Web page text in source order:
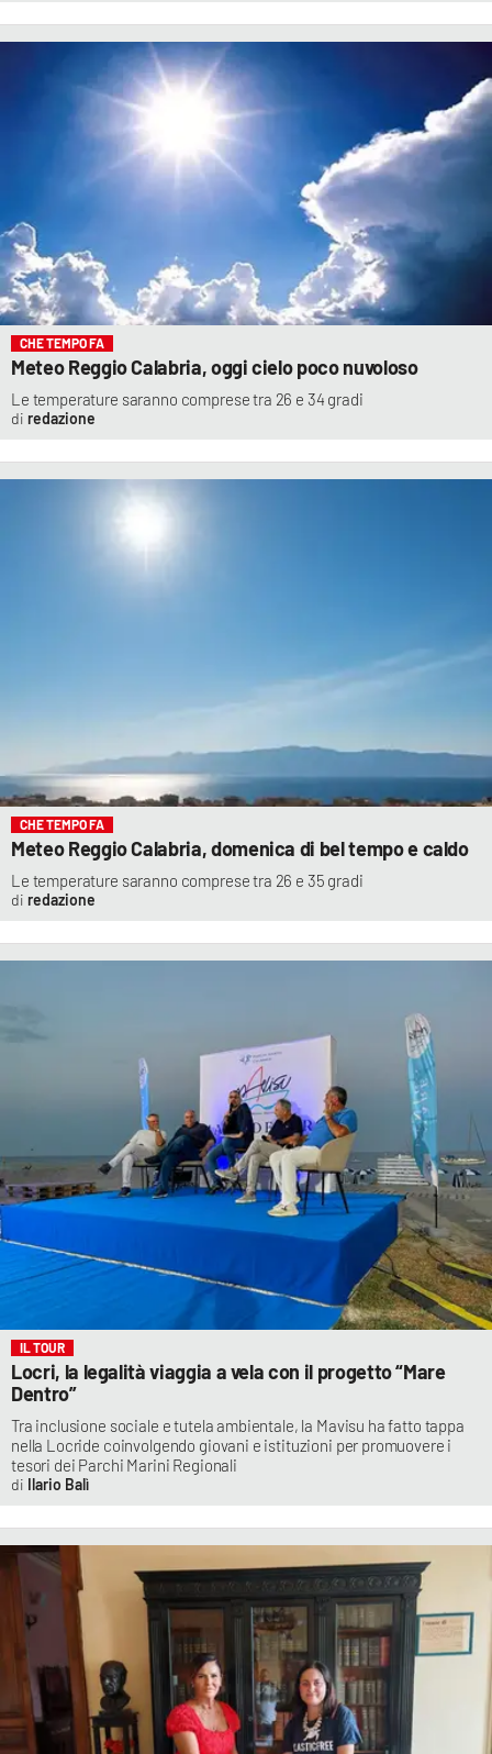
CHE TEMPO FA
Meteo Reggio Calabria, oggi cielo poco nuvoloso
Le temperature saranno comprese tra 26 e 34 gradi
redazione
CHE TEMPO FA
Meteo Reggio Calabria, domenica di bel tempo e caldo
Le temperature saranno comprese tra 26 e 35 gradi
redazione
IL TOUR
Locri, la legalità viaggia a vela con il progetto “Mare
Dentro”
Tra inclusione sociale e tutela ambientale, la Mavisu ha fatto tappa
nella Locride coinvolgendo giovani e istituzioni per promuovere i
tesori dei Parchi Marini Regionali
Ilario Balì